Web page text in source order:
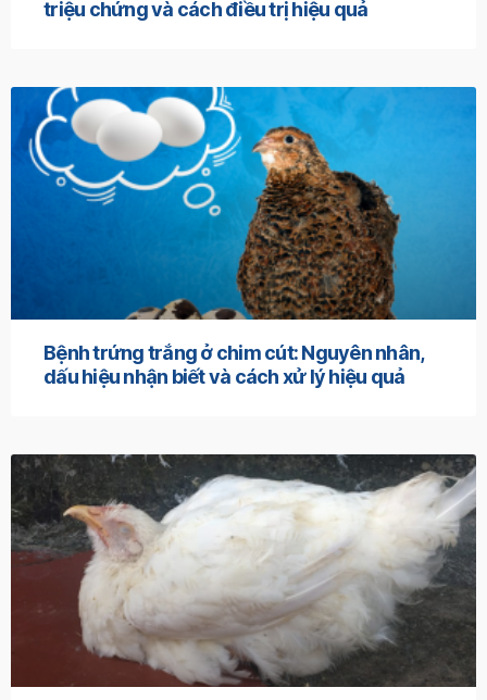
triệu chứng và cách điều trị hiệu quả
Bệnh trứng trắng ở chim cút: Nguyên nhân,
dấu hiệu nhận biết và cách xử lý hiệu quả